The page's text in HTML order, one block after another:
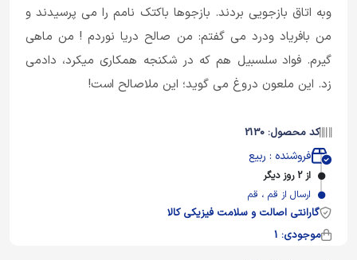
وبه اتاق بازجویی بردند. بازجوها باکتک نامم را می پرسیدند و
من بافریاد ودرد می گفتم: من صالح دریا نوردم ! من ماهی
گیرم. فواد سلسبیل هم که در شکنجه همکاری میکرد، دادمی
زد. این ملعون دروغ می گوید؛ این ملاصالح است!
کد محصول: 2130
فروشنده : ربیع
از 2 روز دیگر
ارسال از قم ، قم
گارانتی اصالت و سلامت فیزیکی کالا
موجودی: 1